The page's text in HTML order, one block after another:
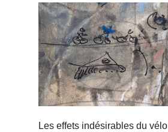
Les effets indésirables du vélo